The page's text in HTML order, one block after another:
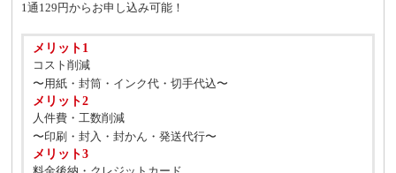
1通129円からお申し込み可能！
メリット1
コスト削減
〜用紙・封筒・インク代・切手代込〜
メリット2
人件費・工数削減
〜印刷・封入・封かん・発送代行〜
メリット3